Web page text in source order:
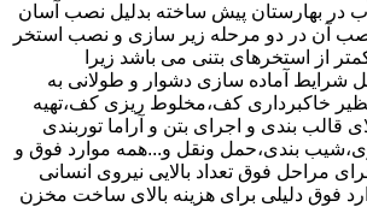
در بهارستان پیش ساخته بدلیل نصب آسان
آن در دو مرحله زیر سازی و نصب استخر
از استخرهای بتنی می باشد زیرا
شرایط آماده سازی دشوار و طولانی به
خاکبرداری کف،مخلوط ریزی کف،تهیه
قالب بندی و اجرای بتن و آراما توربندی
بندی،حمل ونقل و...همه موارد فوق و
مراحل فوق تعداد بالایی نیروی انسانی
فوق دلیلی برای هزینه بالای ساخت مخزن